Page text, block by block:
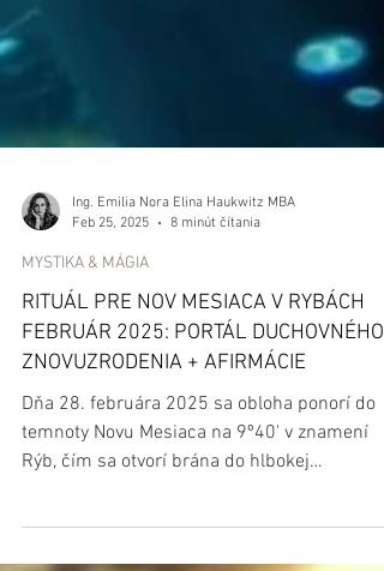
Ing. Emilia Nora Elina Haukwitz MBA
Feb 25, 2025
8 minút čítania
MYSTIKA & MÁGIA
RITUÁL PRE NOV MESIACA V RYBÁCH
FEBRUÁR 2025: PORTÁL DUCHOVNÉHO
ZNOVUZRODENIA + AFIRMÁCIE
temnoty Novu Mesiaca na 9º40' v znamení